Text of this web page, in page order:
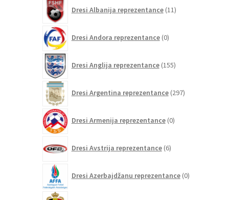
Dresi Albanija reprezentance 11izdelkov
Dresi Andora reprezentance 0izdelkov
Dresi Anglija reprezentance 155izdelkov
Dresi Argentina reprezentance 297izdelkov
Dresi Armenija reprezentance 0izdelkov
Dresi Avstrija reprezentance 6izdelkov
Dresi Azerbajdžanu reprezentance 0izdelkov